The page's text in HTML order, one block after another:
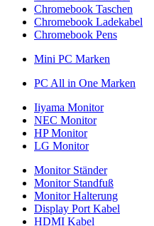
Chromebook Taschen
Chromebook Ladekabel
Chromebook Pens
Mini PC Marken
PC All in One Marken
Iiyama Monitor
NEC Monitor
HP Monitor
LG Monitor
Monitor Ständer
Monitor Standfuß
Monitor Halterung
Display Port Kabel
HDMI Kabel